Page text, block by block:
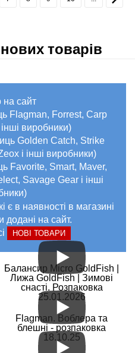
товарів
сайт
Flagman, Forrest, Carp
виробники)
Golden Catch, Strike
і інші виробники)
Favorite, Smart, Maver,
Savage Gear і інші
є в наявності в магазині
додані на сайт.
НОВІ ТОВАРИ
Балансир Micro GoldFish |
Лижа GoldFish | Зимові
снасті. Розпаковка
25.01.2026
Flagman. Воблера та
блешні - розпаковка
18.10.25